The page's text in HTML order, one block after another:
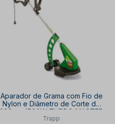
Aparador de Grama com Fio de
Nylon e Diâmetro de Corte de
290mm 1500W TURBO MASTER
1500 TRAPP
Trapp